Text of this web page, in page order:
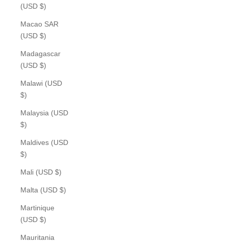
(USD $)
Macao SAR
(USD $)
Madagascar
(USD $)
Malawi (USD
$)
Malaysia (USD
$)
Maldives (USD
$)
Mali (USD $)
Malta (USD $)
Martinique
(USD $)
Mauritania